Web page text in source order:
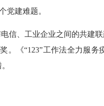
党建难题。
、工业企业之间的共建联
《“123”工作法全力服
。